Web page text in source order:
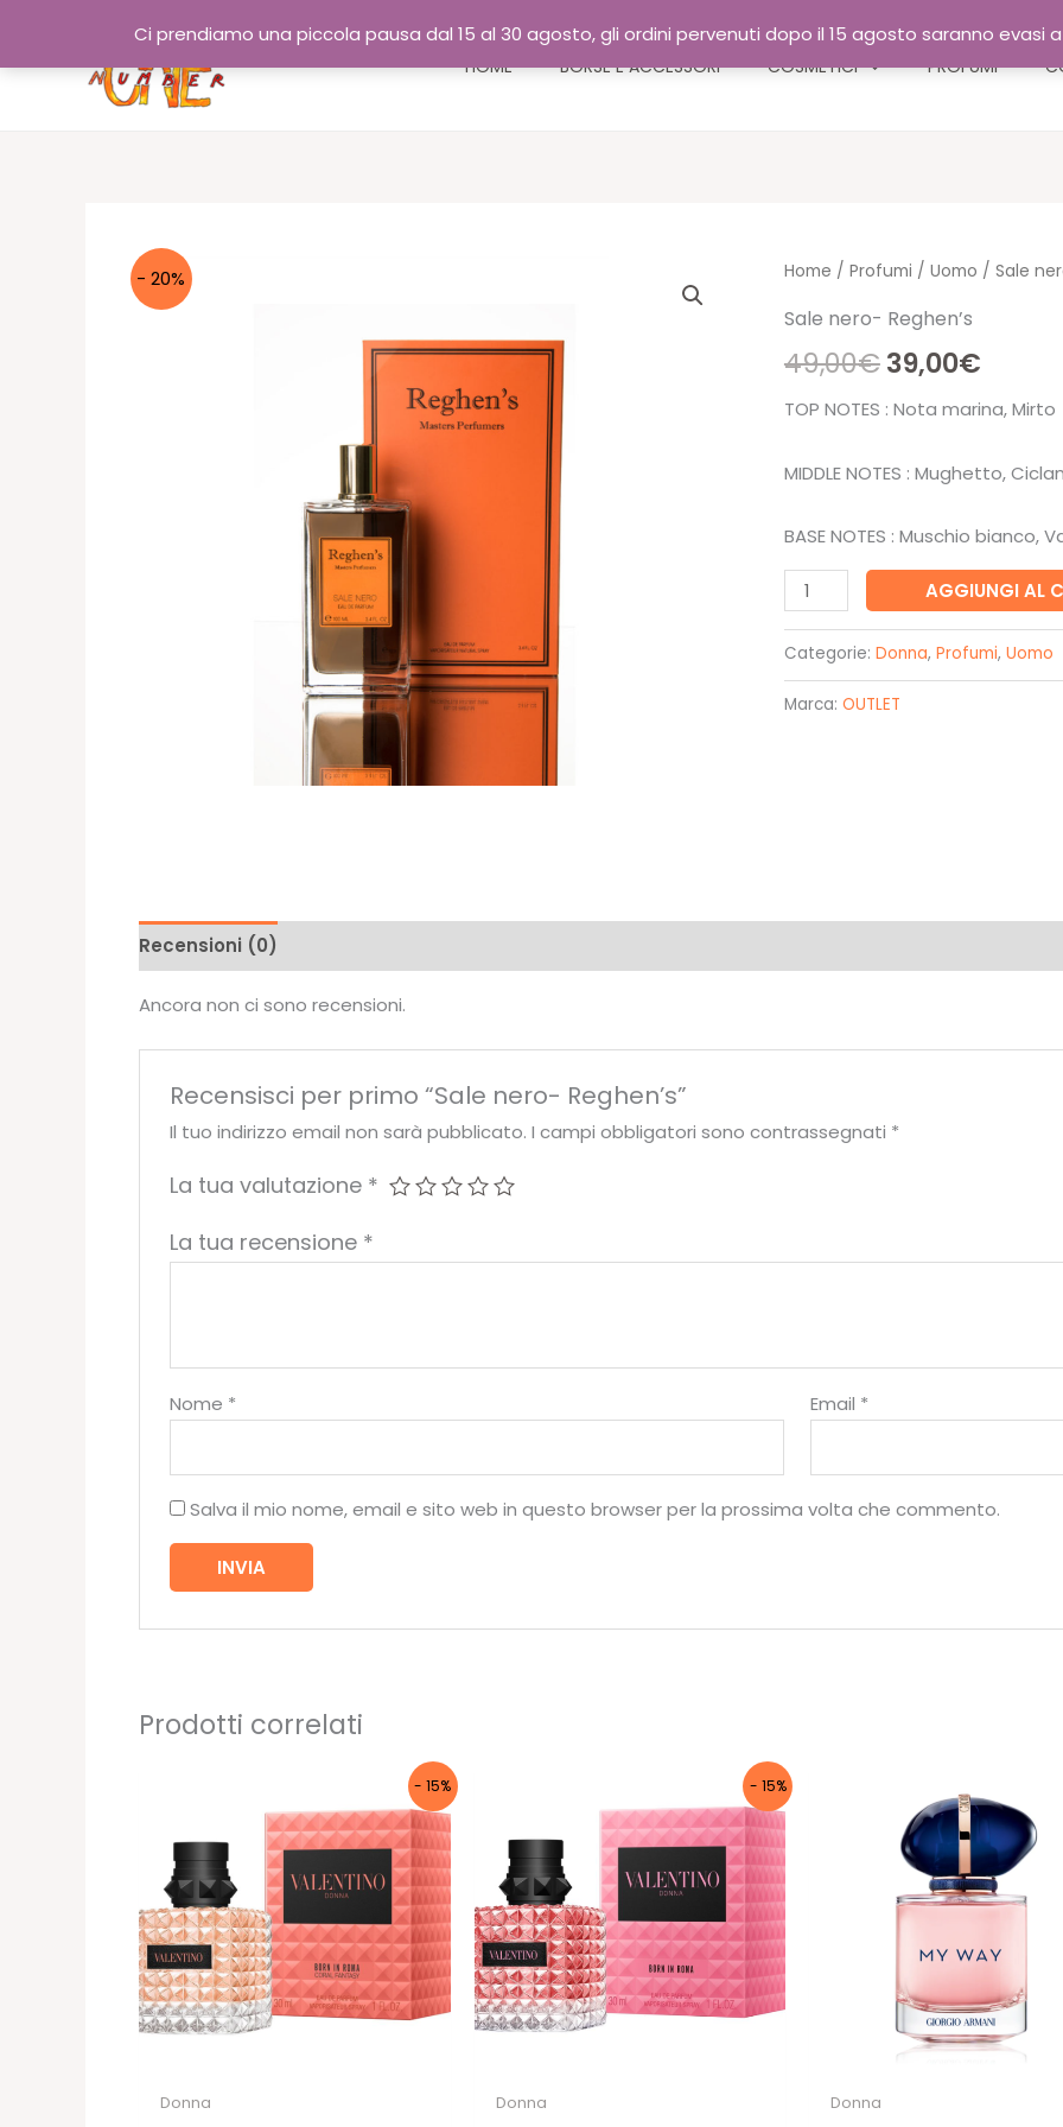
Ci prendiamo una piccola pausa dal 15 al 30 agosto, gli ordini pervenuti dopo il 15 agosto saranno evasi
contenuto
HOME BORSE E ACCESSORI COSMETICI PROFUMI
- 20% Home / Profumi / Uomo / Sale
Sale nero- Reghen’s
49,00€Il
prezzo
originale
39,00€Il
prezzo
39,00€.
TOP NOTES : Nota marina, Mirto
MIDDLE NOTES : Mughetto,
BASE NOTES : Muschio bianco,
Sale
nero-
Reghen's
quantità
AGGIUNGI AL
Categorie: Donna, Profumi, Uomo
Marca: OUTLET
Recensioni (0)
Ancora non ci sono recensioni.
Recensisci per primo “Sale nero- Reghen’s”
Il tuo indirizzo email non sarà pubblicato. I campi obbligatori sono contrassegnati *
La tua valutazione *
La tua recensione *
Nome * Email *
Salva il mio nome, email e sito web in questo browser per la prossima volta che commento.
Prodotti correlati
- 15%
Donna
- 15%
Donna Donna
10%
Autorizzo il trattamento dei dati
Non inviamo spam! Leggi la nostra
Informativa
sulla privacyper avere maggiori informazioni.